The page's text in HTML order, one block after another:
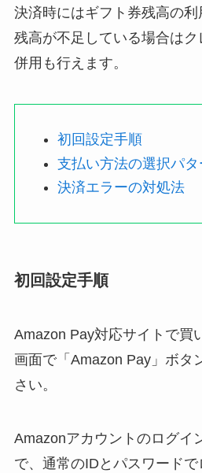
決済時にはギフト券残高の利
残高が不足している場合は
併用も行えます。
初回設定手順
支払い方法の選択パタ
決済エラーの対処法
初回設定手順
Amazon Pay対応サイトで買
画面で「Amazon Pay」ボタ
さい。
Amazonアカウントのログイ
で、通常のIDとパスワードで